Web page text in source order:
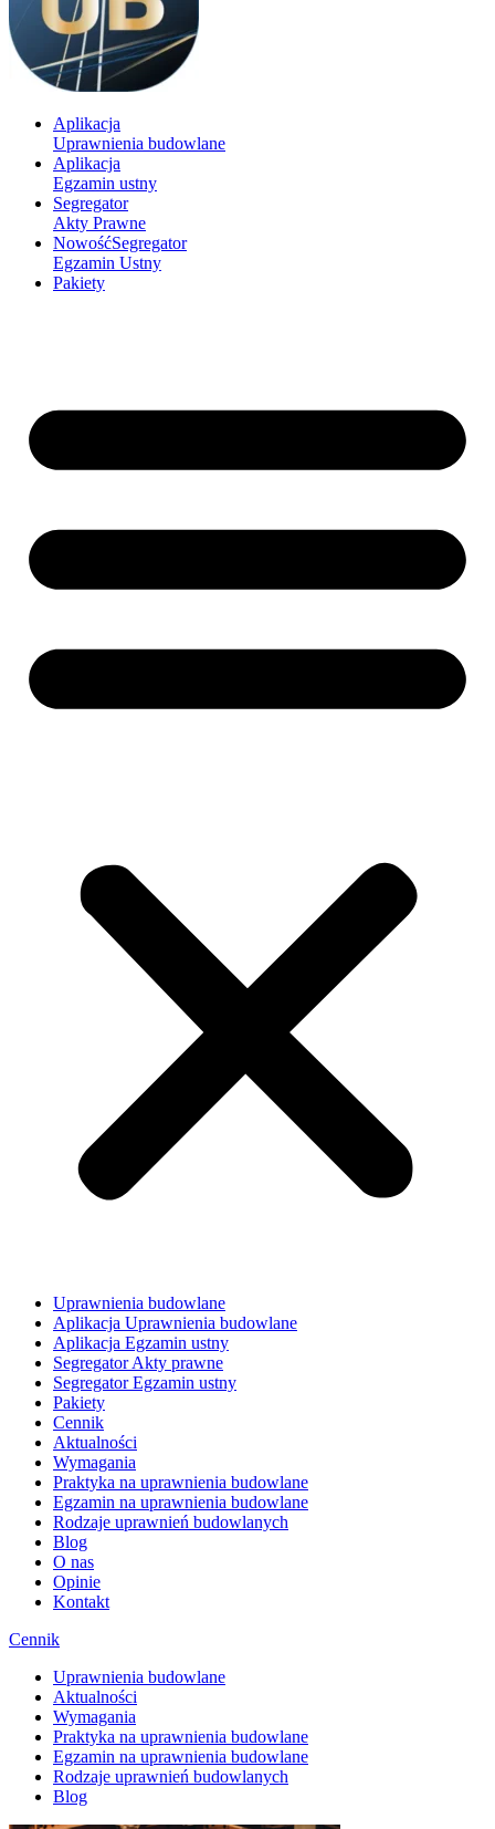
Aplikacja
Uprawnienia budowlane
Aplikacja
Egzamin ustny
Segregator
Akty Prawne
NowośćSegregator
Egzamin Ustny
Pakiety
Uprawnienia budowlane
Aplikacja Uprawnienia budowlane
Aplikacja Egzamin ustny
Segregator Akty prawne
Segregator Egzamin ustny
Pakiety
Cennik
Aktualności
Wymagania
Praktyka na uprawnienia budowlane
Egzamin na uprawnienia budowlane
Rodzaje uprawnień budowlanych
Blog
O nas
Opinie
Kontakt
Cennik
Uprawnienia budowlane
Aktualności
Wymagania
Praktyka na uprawnienia budowlane
Egzamin na uprawnienia budowlane
Rodzaje uprawnień budowlanych
Blog